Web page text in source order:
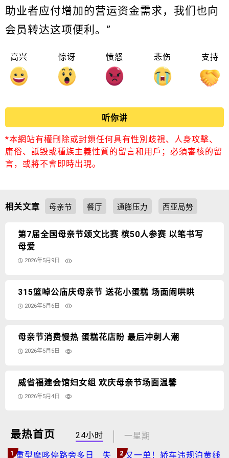
助业者应付增加的营运资金需求，我们也向
会员转达这项便利。”
高兴 惊讶 愤怒 悲伤 支持
听你讲
*本網站有權刪除或封鎖任何具有性別歧視、人身攻擊、
庸俗、詆毀或種族主義性質的留言和用戶；必須審核的留
言，或將不會即時出現。
相关文章 母亲节 餐厅 通膨压力 西亚局势
第7届全国母亲节颂文比赛 槟50人参赛 以笔书写
母爱
2026年5月9日
315篮啅公庙庆母亲节 送花小蛋糕 场面闹哄哄
2026年5月6日
母亲节消费慢热 蛋糕花店盼 最后冲刺人潮
2026年5月5日
威省福建会馆妇女组 欢庆母亲节场面温馨
2026年5月4日
最热首页 24小时 一星期
1 2